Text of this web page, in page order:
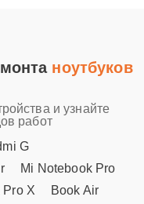
ноутбуков
и узнайте
работ
G
Mi Notebook Pro
Pro X
Book Air